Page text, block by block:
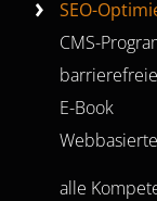
E-Book
Bücher
SEO-
CMS-
E-Book
alle